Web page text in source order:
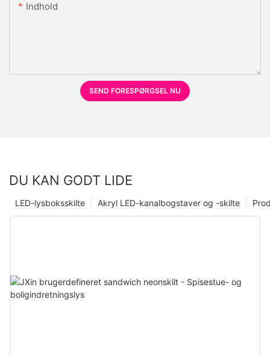
Indhold
SEND FORESPØRGSEL NU
DU KAN GODT LIDE
Akryl LED-kanalbogstaver og -skilte
LED-lysboksskilte